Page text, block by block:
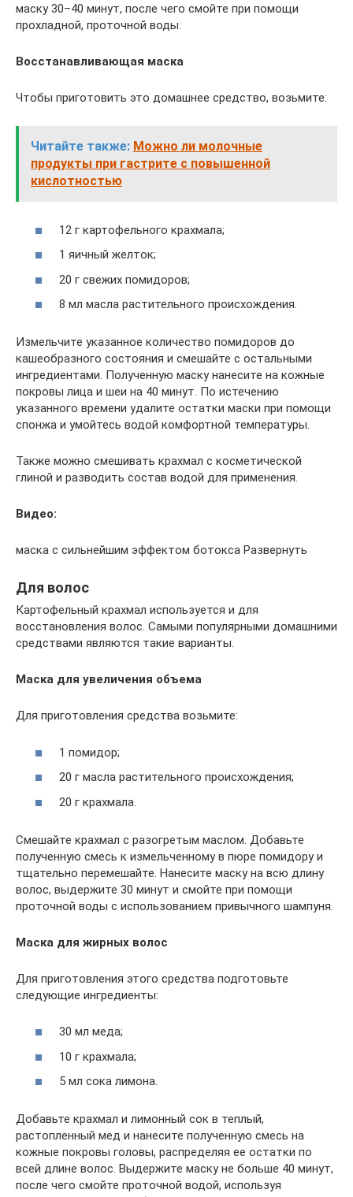
маску 30–40 минут, после чего смойте при помощи
прохладной, проточной воды.
Восстанавливающая маска
Чтобы приготовить это домашнее средство, возьмите:
Читайте также: Можно ли молочные
продукты при гастрите с повышенной
кислотностью
12 г картофельного крахмала;
1 яичный желток;
20 г свежих помидоров;
8 мл масла растительного происхождения.
Измельчите указанное количество помидоров до
кашеобразного состояния и смешайте с остальными
ингредиентами. Полученную маску нанесите на кожные
покровы лица и шеи на 40 минут. По истечению
указанного времени удалите остатки маски при помощи
спонжа и умойтесь водой комфортной температуры.
Также можно смешивать крахмал с косметической
глиной и разводить состав водой для применения.
Видео:
маска с сильнейшим эффектом ботокса Развернуть
Для волос
Картофельный крахмал используется и для
восстановления волос. Самыми популярными домашними
средствами являются такие варианты.
Маска для увеличения объема
Для приготовления средства возьмите:
1 помидор;
20 г масла растительного происхождения;
20 г крахмала.
Смешайте крахмал с разогретым маслом. Добавьте
полученную смесь к измельченному в пюре помидору и
тщательно перемешайте. Нанесите маску на всю длину
волос, выдержите 30 минут и смойте при помощи
проточной воды с использованием привычного шампуня.
Маска для жирных волос
Для приготовления этого средства подготовьте
следующие ингредиенты:
30 мл меда;
10 г крахмала;
5 мл сока лимона.
Добавьте крахмал и лимонный сок в теплый,
растопленный мед и нанесите полученную смесь на
кожные покровы головы, распределяя ее остатки по
всей длине волос. Выдержите маску не больше 40 минут,
после чего смойте проточной водой, используя